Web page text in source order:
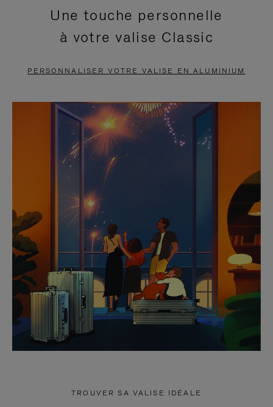
EN
PAUSE,
APPUYEZ
POUR
METTRE
PAUSE
VIDÉO
EST
DÉSACTIVÉ.
CLIQUER
POUR
RÉACTIVER
LE
SON
Une touche personnelle
à votre valise Classic
PERSONNALISER VOTRE VALISE EN ALUMINIUM
TROUVER SA VALISE IDÉALE